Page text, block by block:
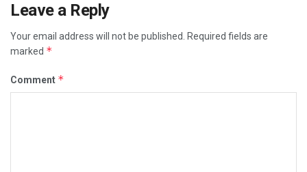
Leave a Reply
Your email address will not be published.
Required fields are
marked *
Comment *